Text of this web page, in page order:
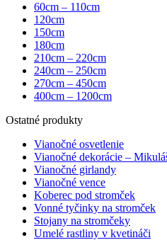
60cm – 110cm
120cm
150cm
180cm
210cm – 220cm
240cm – 250cm
270cm – 450cm
400cm – 1200cm
Ostatné produkty
Vianočné osvetlenie
Vianočné dekorácie –
Vianočné girlandy
Vianočné vence
Koberec pod stromček
Vonné tyčinky na stromček
Stojany na stromčeky
Umelé rastliny v kvetináči